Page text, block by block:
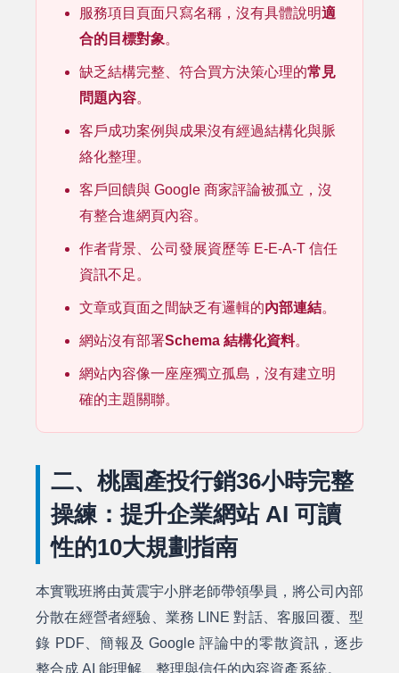
服務項目頁面只寫名稱，沒有具體說明適
合的目標對象。
缺乏結構完整、符合買方決策心理的常見
問題內容。
客戶成功案例與成果沒有經過結構化與脈
絡化整理。
客戶回饋與 Google 商家評論被孤立，沒
有整合進網頁內容。
作者背景、公司發展資歷等 E-E-A-T 信任
資訊不足。
文章或頁面之間缺乏有邏輯的內部連結。
網站沒有部署Schema 結構化資料。
網站內容像一座座獨立孤島，沒有建立明
確的主題關聯。
二、桃園產投行銷36小時完整
操練：提升企業網站 AI 可讀
性的10大規劃指南
本實戰班將由黃震宇小胖老師帶領學員，將公司內部
分散在經營者經驗、業務 LINE 對話、客服回覆、型
錄 PDF、簡報及 Google 評論中的零散資訊，逐步
整合成 AI 能理解、整理與信任的內容資產系統。